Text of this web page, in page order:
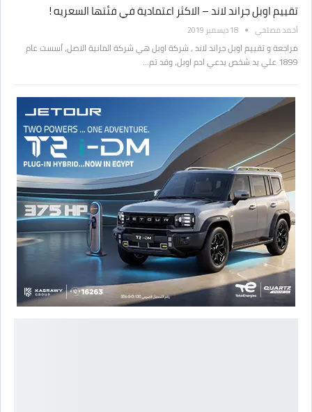
تقييم اوبل جراند لاند – الاكثر اعتمادية في فئتها السعريه !
أحمد مصلحي 18 ديسمبر 2019
مراجعة و تقييم اوبل جراند لاند ، شركة اوبل هي شركة المانية الاصل، اُسست عام
1899 علي يد شخص يدعي ادم اوبل، وقد تم…